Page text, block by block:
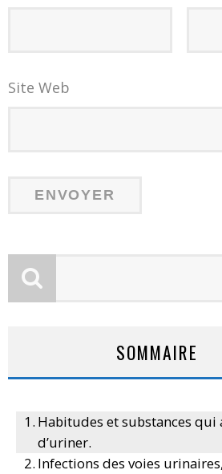
Site Web
SOMMAIRE
Habitudes et substances qui
d’uriner.
Infections des voies